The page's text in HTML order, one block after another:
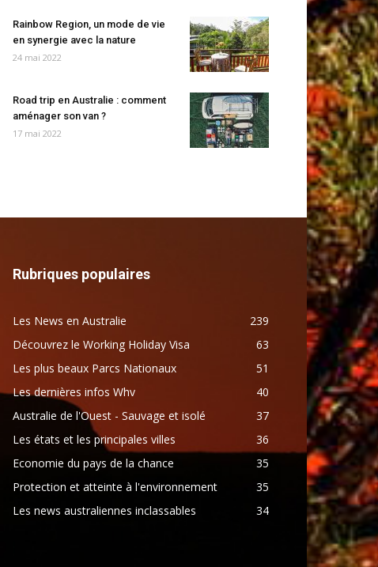
Rainbow Region, un mode de vie
en synergie avec la nature
24 mai 2022
Road trip en Australie : comment
aménager son van ?
17 mai 2022
Rubriques populaires
Les News en Australie
239
Découvrez le Working Holiday Visa
63
Les plus beaux Parcs Nationaux
51
Les dernières infos Whv
40
Australie de l'Ouest - Sauvage et isolé
37
Les états et les principales villes
36
Economie du pays de la chance
35
Protection et atteinte à l'environnement
35
Les news australiennes inclassables
34